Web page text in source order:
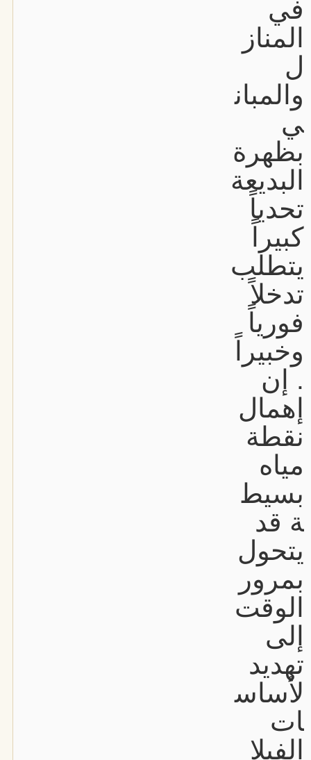
في
المناز
ل
والمبان
ي
بظهرة
البديعة
تحدياً
كبيراً
يتطلب
تدخلاً
فورياً
وخبيراً
. إن
إهمال
نقطة
مياه
بسيط
ة قد
يتحول
بمرور
الوقت
إلى
تهديد
لأساس
ات
الفيلا